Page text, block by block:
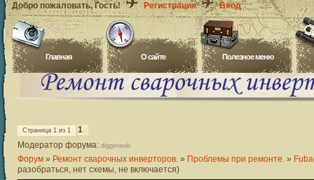
Добро пожаловать, Гость! Регистрация Вход
Главная O сайте Полезное меню
Страница 1 из 1
1
Модератор форума: diggerweb
Форум » Ремонт сварочных инверторов. » Проблемы при ремонте. »
разобраться, нет схемы, не включается)